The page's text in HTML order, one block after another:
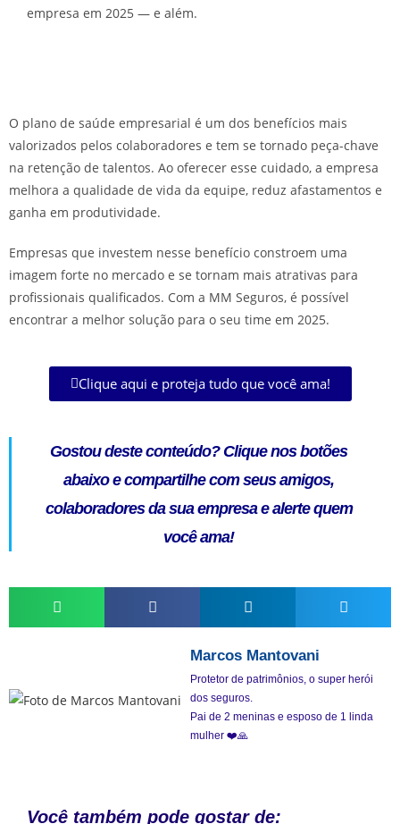
empresa em 2025 — e além.
O plano de saúde empresarial é um dos benefícios mais
valorizados pelos colaboradores e tem se tornado peça-chave
na retenção de talentos. Ao oferecer esse cuidado, a empresa
melhora a qualidade de vida da equipe, reduz afastamentos e
ganha em produtividade.
Empresas que investem nesse benefício constroem uma
imagem forte no mercado e se tornam mais atrativas para
profissionais qualificados. Com a MM Seguros, é possível
encontrar a melhor solução para o seu time em 2025.
Clique aqui e proteja tudo que você ama!
Gostou deste conteúdo? Clique nos botões
abaixo e compartilhe com seus amigos,
colaboradores da sua empresa e alerte quem
você ama!
Marcos Mantovani
Protetor de patrimônios, o super herói
dos seguros.
Pai de 2 meninas e esposo de 1 linda
mulher ❤️🙏
Você também pode gostar de: